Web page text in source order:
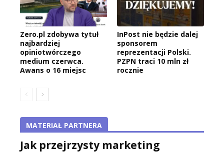
Zero.pl zdobywa tytuł
najbardziej
opiniotwórczego
medium czerwca.
Awans o 16 miejsc
InPost nie będzie dalej
sponsorem
reprezentacji Polski.
PZPN traci 10 mln zł
rocznie
MATERIAŁ PARTNERA
Jak przejrzysty marketing